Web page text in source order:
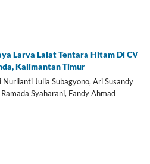
Larva Lalat Tentara Hitam Di CV
Kalimantan Timur
Julia Subagyono, Ari Susandy
Syaharani, Fandy Ahmad